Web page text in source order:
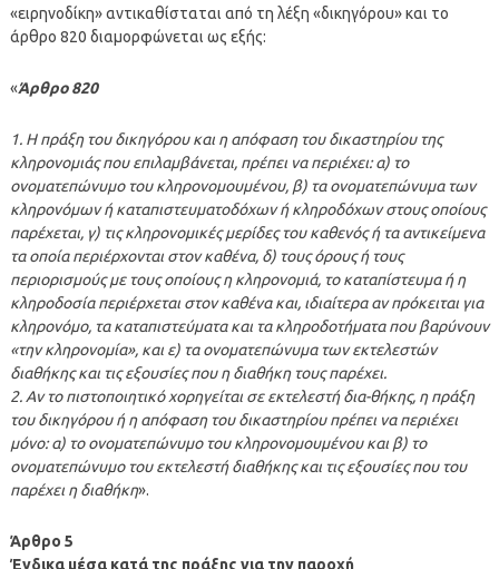
«ειρηνοδίκη» αντικαθίσταται από τη λέξη «δικηγόρου» και το
άρθρο 820 διαμορφώνεται ως εξής:
«Άρθρο 820
1. Η πράξη του δικηγόρου και η απόφαση του δικαστηρίου της
κληρονομιάς που επιλαμβάνεται, πρέπει να περιέχει: α) το
ονοματεπώνυμο του κληρονομουμένου, β) τα ονοματεπώνυμα των
κληρονόμων ή καταπιστευματοδόχων ή κληροδόχων στους οποίους
παρέχεται, γ) τις κληρονομικές μερίδες του καθενός ή τα αντικείμενα
τα οποία περιέρχονται στον καθένα, δ) τους όρους ή τους
περιορισμούς με τους οποίους η κληρονομιά, το καταπίστευμα ή η
κληροδοσία περιέρχεται στον καθένα και, ιδιαίτερα αν πρόκειται για
κληρονόμο, τα καταπιστεύματα και τα κληροδοτήματα που βαρύνουν
«την κληρονομία», και ε) τα ονοματεπώνυμα των εκτελεστών
διαθήκης και τις εξουσίες που η διαθήκη τους παρέχει.
2. Αν το πιστοποιητικό χορηγείται σε εκτελεστή δια-θήκης, η πράξη
του δικηγόρου ή η απόφαση του δικαστηρίου πρέπει να περιέχει
μόνο: α) το ονοματεπώνυμο του κληρονομουμένου και β) το
ονοματεπώνυμο του εκτελεστή διαθήκης και τις εξουσίες που του
παρέχει η διαθήκη».
Άρθρο 5
Ένδικα μέσα κατά της πράξης για την παροχή